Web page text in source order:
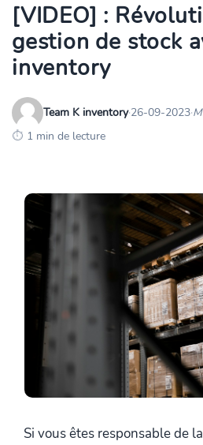
[VIDEO] :
gestion de stock
inventory
Team K inventory·26-09-2023·
1 min de lecture
Si vous êtes responsable de